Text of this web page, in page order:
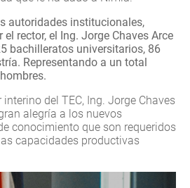
autoridades institucionales,
rector, el Ing. Jorge Chaves Arce
bachilleratos universitarios, 86
Representando a un total
interino del TEC, Ing. Jorge Chaves
alegría a los nuevos
conocimiento que son requeridos
capacidades productivas